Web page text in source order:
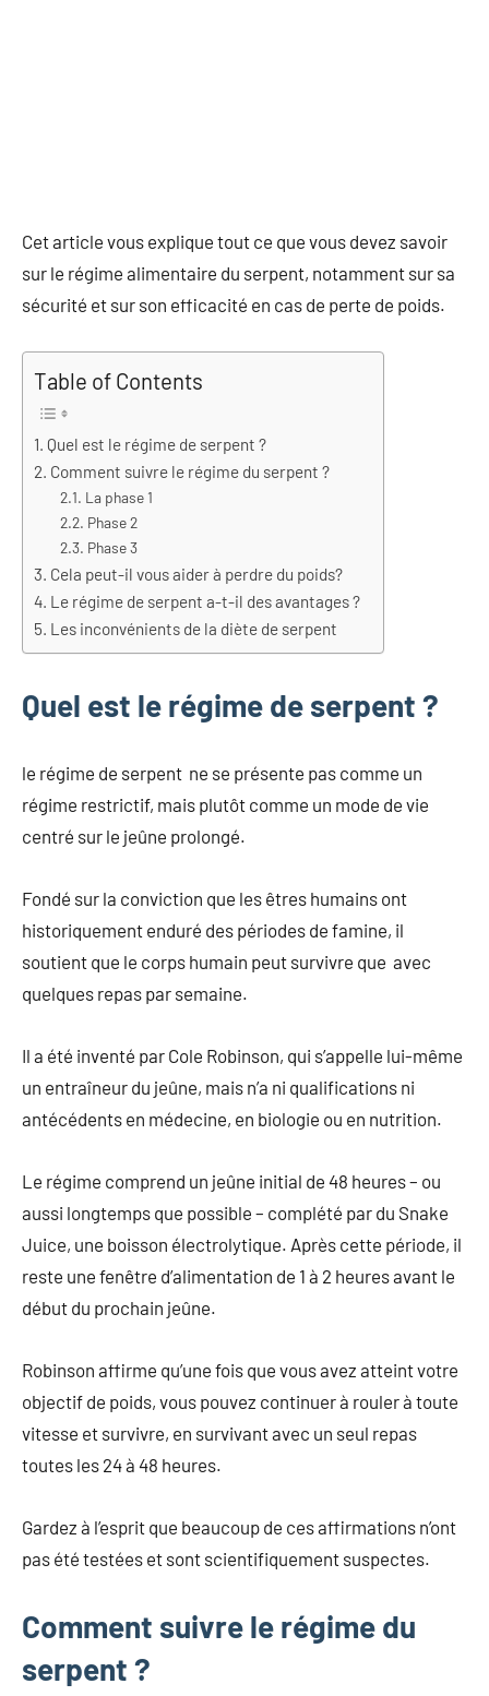
Cet article vous explique tout ce que vous devez savoir
sur le régime alimentaire du serpent, notamment sur sa
sécurité et sur son efficacité en cas de perte de poids.
Table of Contents
Quel est le régime de serpent ?
Comment suivre le régime du serpent ?
La phase 1
Phase 2
Phase 3
Cela peut-il vous aider à perdre du poids?
Le régime de serpent a-t-il des avantages ?
Les inconvénients de la diète de serpent
Quel est le régime de serpent ?
le régime de serpent ne se présente pas comme un
régime restrictif, mais plutôt comme un mode de vie
centré sur le jeûne prolongé.
Fondé sur la conviction que les êtres humains ont
historiquement enduré des périodes de famine, il
soutient que le corps humain peut survivre que avec
quelques repas par semaine.
Il a été inventé par Cole Robinson, qui s’appelle lui-même
un entraîneur du jeûne, mais n’a ni qualifications ni
antécédents en médecine, en biologie ou en nutrition.
Le régime comprend un jeûne initial de 48 heures – ou
aussi longtemps que possible – complété par du Snake
Juice, une boisson électrolytique. Après cette période, il
reste une fenêtre d’alimentation de 1 à 2 heures avant le
début du prochain jeûne.
Robinson affirme qu’une fois que vous avez atteint votre
objectif de poids, vous pouvez continuer à rouler à toute
vitesse et survivre, en survivant avec un seul repas
toutes les 24 à 48 heures.
Gardez à l’esprit que beaucoup de ces affirmations n’ont
pas été testées et sont scientifiquement suspectes.
Comment suivre le régime du
serpent ?